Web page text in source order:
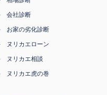
会社診断
お家の劣化診断
ヌリカエローン
ヌリカエ相談
ヌリカエ虎の巻